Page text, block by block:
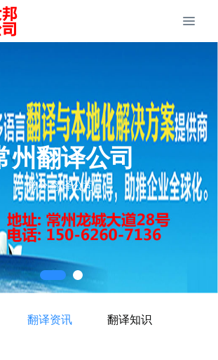
州翻译公司
常州翻译公司
翻译资讯 翻译知识